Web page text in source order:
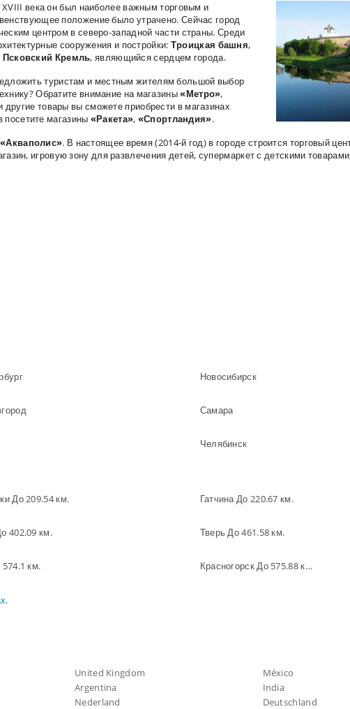
века он был наиболее важным торговым и
положение было утрачено. Сейчас город
центром в северо-западной части страны. Среди
сооружения и постройки: Троицкая башня,
Псковский Кремль, являющийся сердцем города.
туристам и местным жителям большой выбор
Обратите внимание на магазины«Метро»,
товары вы сможете приобрести в магазинах
посетите магазины «Ракета», «Спортландия».
«Акваполис». В настоящее время (2014-й год) в городе строится торговый
игровую зону для развлечения детей, супермаркет с детскими
Новосибирск
Самара
Челябинск
До 209.54 км. Гатчина До 220.67 км.
402.09 км. Тверь До 461.58 км.
км. Красногорск До 575.88 км.
United Kingdom
México
Argentina
India
Nederland Deutschland